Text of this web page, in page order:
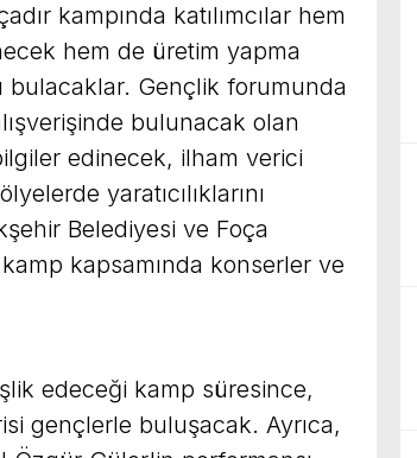
kampında katılımcılar hem
hem de üretim yapma
bulacaklar. Gençlik forumunda
bulunacak olan
edinecek, ilham verici
yaratıcılıklarını
Belediyesi ve Foça
kapsamında konserler ve
edeceği kamp süresince,
gençlerle buluşacak. Ayrıca,